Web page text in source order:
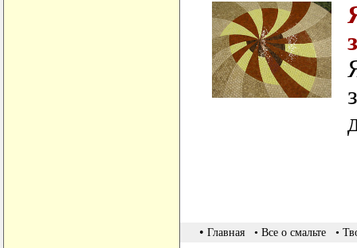
• Главная • Все о смальте •